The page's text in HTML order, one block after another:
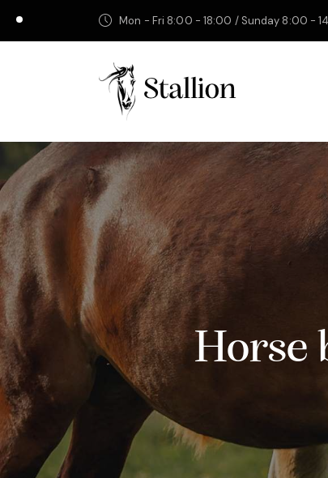
Mon - Fri 8:00 - 18:00 / Sunday 8:00 -
Horse